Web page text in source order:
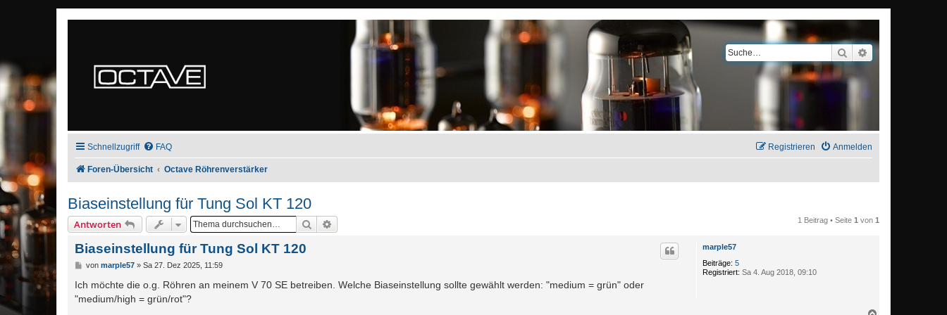
Suche
Schnellzugriff FAQ Anmelden
Registrieren
Foren-Übersicht Octave Röhrenverstärker
Biaseinstellung für Tung Sol KT 120
Antworten Suche 1 Beitrag • Seite 1 von 1
marple57
Beiträge: 5
Registriert: Sa 4. Aug 2018, 09:10
Biaseinstellung für Tung Sol KT 120
B
i
r
von marple57» Sa 27. Dez 2025, 11:59
Ich möchte die o.g. Röhren an meinem V 70 SE betreiben. Welche Biaseinstellung sollte gewählt werden: "medium = grün" oder
"medium/high = grün/rot"?